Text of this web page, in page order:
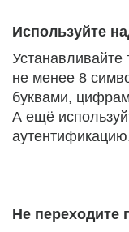
Используйте
Устанавливайте
не менее 8
буквами,
А ещё
Не переходите